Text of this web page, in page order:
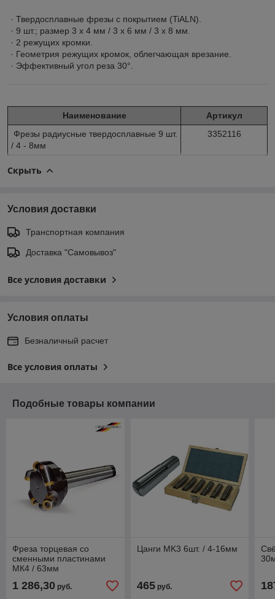
· Твердосплавные фрезы с покрытием (TiALN).
· 9 шт.; размер 3 x 4 мм / 3 x 6 мм / 3 x 8 мм.
· 2 режущих кромки.
· Геометрия режущих кромок, облегчающая врезание.
· Эффективный угол реза 30°.
Наименование
Артикул
Фрезы радиусные твердосплавные 9 шт.
/ 4 - 8мм
3352116
Скрыть
Условия доставки
Транспортная компания
Доставка "Самовывоз"
Все условия доставки
Условия оплаты
Безналичный расчет
Все условия оплаты
Подобные товары компании
Фреза торцевая со
сменными пластинами
МК4 / 63мм
1 286,30 руб.
Цанги MK3 6шт. / 4-16мм
465руб.